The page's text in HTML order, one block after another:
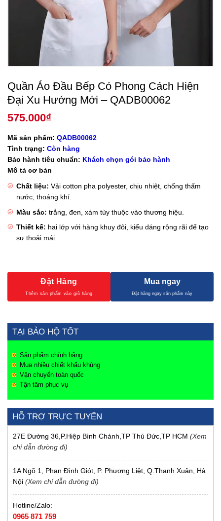
Quần Áo Đầu Bếp Có Phong Cách Hiện
Đại Xu Hướng Mới – QADB00062
575.000₫
Mã sản phẩm: QADB00062
Tình trạng: Còn hàng
Bảo hành tiêu chuẩn: Khách chọn gói bảo hành
Mô tả cơ bản
Chất liệu: Vải cotton pha polyester, chịu nhiệt, chống thấm
nước, thoáng khí.
Màu sắc: trắng, đen, xám tùy thuộc vào thương hiệu.
Thiết kế: hai lớp với hàng khuy đôi, kiểu dáng rộng rãi để tạo
sự thoải mái.
Đặt Hàng Mua ngay
TẠI BẢO HỘ TỐT
Sản phẩm chính hãng
Mua nhiều chiết khấu khủng
Vận chuyển toàn quốc
Tận tâm phục vụ
HỖ TRỢ TRỰC TUYẾN
27E Đường 36,P.Hiệp Bình Chánh,TP Thủ Đức,TP HCM (Xem
chỉ dẫn đường đi)
1A Ngõ 1, Phan Đình Giót, P. Phương Liệt, Q.Thanh Xuân, Hà
Nội (Xem chỉ dẫn đường đi)
Hotline/Zalo:
0965 871 759